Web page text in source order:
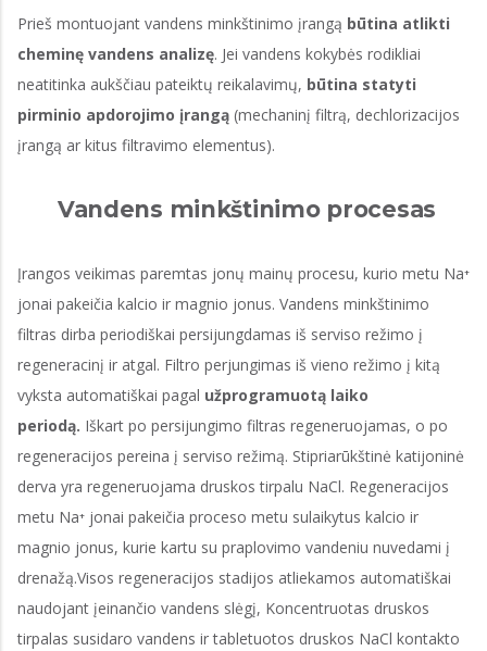
Prieš montuojant vandens minkštinimo įrangą būtina atlikti
cheminę vandens analizę. Jei vandens kokybės rodikliai
neatitinka aukščiau pateiktų reikalavimų, būtina statyti
pirminio apdorojimo įrangą (mechaninį filtrą, dechlorizacijos
įrangą ar kitus filtravimo elementus).
Vandens minkštinimo procesas
Įrangos veikimas paremtas jonų mainų procesu, kurio metu Na⁺
jonai pakeičia kalcio ir magnio jonus. Vandens minkštinimo
filtras dirba periodiškai persijungdamas iš serviso režimo į
regeneracinį ir atgal. Filtro perjungimas iš vieno režimo į kitą
vyksta automatiškai pagal užprogramuotą laiko
periodą. Iškart po persijungimo filtras regeneruojamas, o po
regeneracijos pereina į serviso režimą. Stipriarūkštinė katijoninė
derva yra regeneruojama druskos tirpalu NaCl. Regeneracijos
metu Na⁺ jonai pakeičia proceso metu sulaikytus kalcio ir
magnio jonus, kurie kartu su praplovimo vandeniu nuvedami į
drenažą.Visos regeneracijos stadijos atliekamos automatiškai
naudojant įeinančio vandens slėgį, Koncentruotas druskos
tirpalas susidaro vandens ir tabletuotos druskos NaCl kontakto